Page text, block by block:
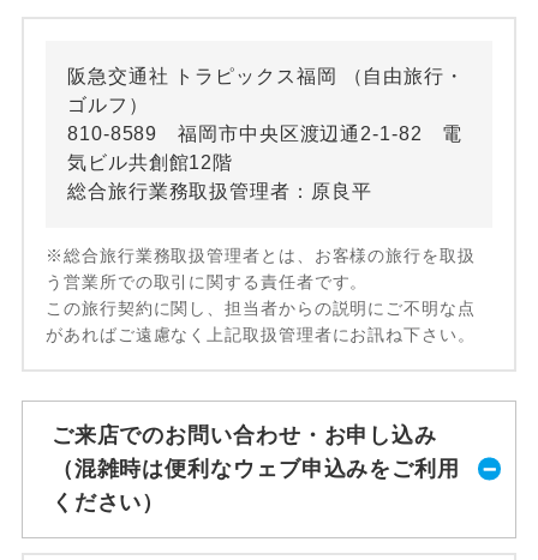
阪急交通社 トラピックス福岡 （自由旅行・
ゴルフ）
810-8589 福岡市中央区渡辺通2-1-82 電
気ビル共創館12階
総合旅行業務取扱管理者：原良平
※総合旅行業務取扱管理者とは、お客様の旅行を取扱
う営業所での取引に関する責任者です。
この旅行契約に関し、担当者からの説明にご不明な点
があればご遠慮なく上記取扱管理者にお訊ね下さい。
ご来店でのお問い合わせ・お申し込み
（混雑時は便利なウェブ申込みをご利用
ください）